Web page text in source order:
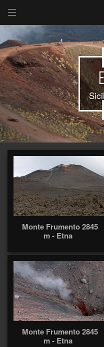
Monte Frumento 2845
m - Etna
Monte Frumento 2845
m - Etna